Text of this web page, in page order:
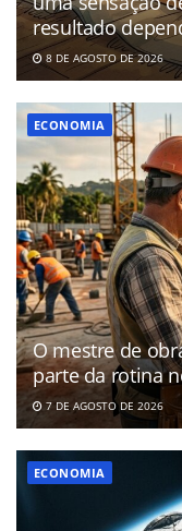
resultado
8 DE AGOSTO DE 2026
ECONOMIA
O mestre de
parte da rotina
7 DE AGOSTO DE 2026
ECONOMIA